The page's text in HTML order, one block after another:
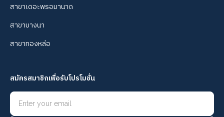
สาขาเดอะพรอมานาด
สาขาบางนา
สาขาทองหล่อ
สมัครสมาชิกเพื่อรับโปรโมชั่น